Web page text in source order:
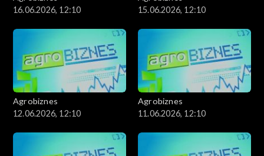
16.06.2026, 12:10
15.06.2026, 12:10
Agrobiznes
12.06.2026, 12:10
Agrobiznes
11.06.2026, 12:10